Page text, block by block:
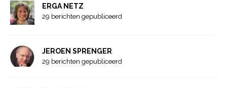
ERGA NETZ
29 berichten gepubliceerd
JEROEN SPRENGER
29 berichten gepubliceerd